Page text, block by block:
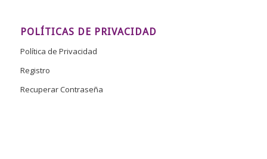
POLÍTICAS DE PRIVACIDAD
Política de Privacidad
Registro
Recuperar Contraseña